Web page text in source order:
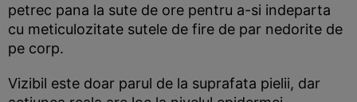
petrec pana la sute de ore pentru a-si indeparta
cu meticulozitate sutele de fire de par nedorite de
pe corp.
Vizibil este doar parul de la suprafata pielii, dar